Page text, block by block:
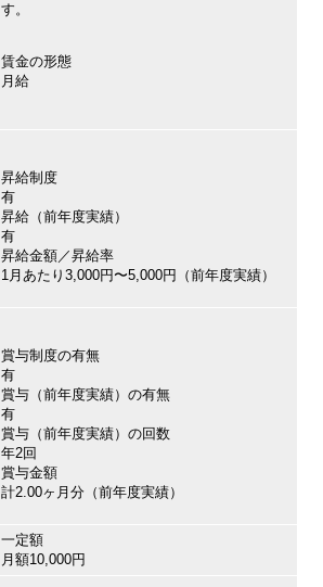
す。
賃金の形態
月給
昇給制度
有
昇給（前年度実績）
有
昇給金額／昇給率
1月あたり3,000円〜5,000円（前年度実績）
賞与制度の有無
有
賞与（前年度実績）の有無
有
賞与（前年度実績）の回数
年2回
賞与金額
計2.00ヶ月分（前年度実績）
一定額
月額10,000円